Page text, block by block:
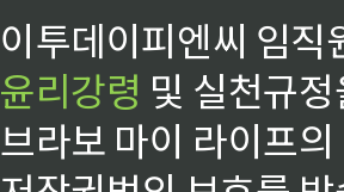
이투데이피엔씨 임
윤리강령 및 실천규
브라보 마이 라이프